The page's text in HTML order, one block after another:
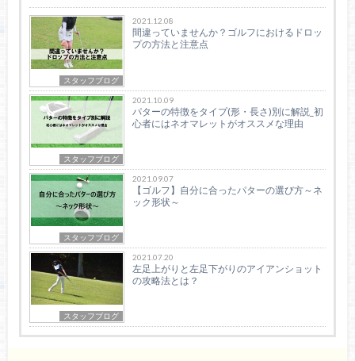
スタッフブログ
2021.12.08
間違っていませんか？ゴルフにおけるドロッ
プの方法と注意点
スタッフブログ
2021.10.09
パターの特徴をタイプ(形・長さ)別に解説_初
心者にはネオマレットがオススメな理由
スタッフブログ
2021.09.07
【ゴルフ】自分に合ったパターの選び方～ネ
ック形状～
スタッフブログ
2021.07.20
左足上がりと左足下がりのアイアンショット
の攻略法とは？